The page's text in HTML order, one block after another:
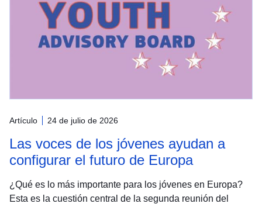
Artículo 24 de julio de 2026
Las voces de los jóvenes ayudan a
configurar el futuro de Europa
¿Qué es lo más importante para los jóvenes en Europa?
Esta es la cuestión central de la segunda reunión del